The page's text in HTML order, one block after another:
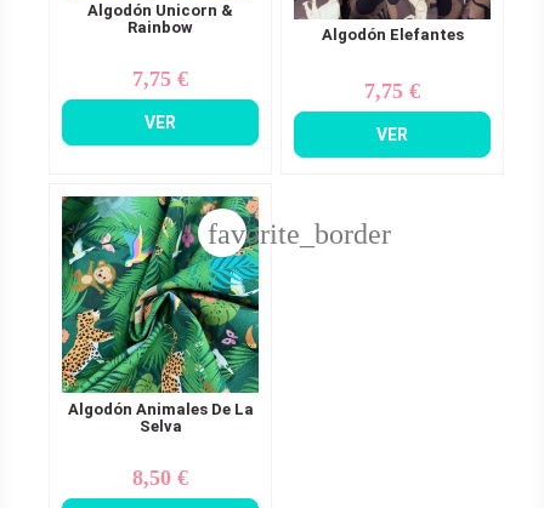
Algodón Unicorn &
Rainbow
Precio
7,75 €
VER
Algodón Elefantes
Precio
7,75 €
VER
Algodón Animales De La
Selva
Precio
8,50 €
favorite_border